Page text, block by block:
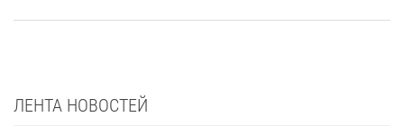
ЛЕНТА НОВОСТЕЙ